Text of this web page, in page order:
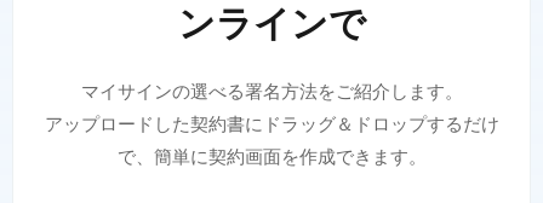
ンラインで
マイサインの選べる署名方法をご紹介します。
アップロードした契約書にドラッグ＆ドロップするだけ
で、簡単に契約画面を作成できます。